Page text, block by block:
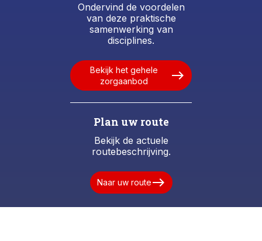
Ondervind de voordelen
van deze praktische
samenwerking van
disciplines.
Bekijk het gehele
zorgaanbod
east
Plan uw route
Bekijk de actuele
routebeschrijving.
Naar uw routeeast